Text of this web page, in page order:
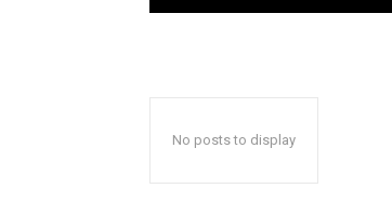
No posts to display